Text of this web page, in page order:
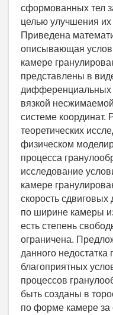
сформованных тел
целью улучшения их
Приведена
описывающая
камере
представлены в
дифференциальных
вязкой
системе координат.
теоретических
физическом
процесса
исследование
камере
скорость
по ширине камеры
есть степень
ограничена.
данного
благоприятных
процессов
быть созданы в
по форме камере за